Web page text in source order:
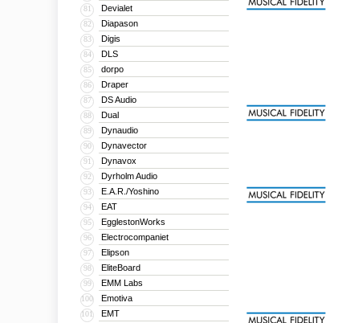
81 Devialet
82 Diapason
83 Digis
84 DLS
85 dorpo
86 Draper
87 DS Audio
88 Dual
89 Dynaudio
90 Dynavector
91 Dynavox
92 Dyrholm Audio
93 E.A.R./Yoshino
94 EAT
95 EgglestonWorks
96 Electrocompaniet
97 Elipson
98 EliteBoard
99 EMM Labs
100 Emotiva
101 EMT